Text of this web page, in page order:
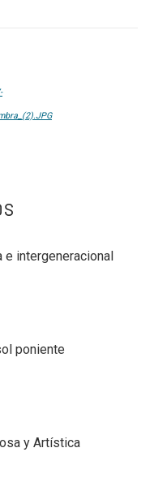
e intergeneracional
poniente
y Artística